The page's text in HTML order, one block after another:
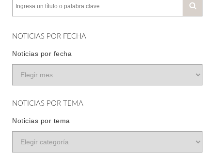
NOTICIAS POR FECHA
Noticias por fecha
NOTICIAS POR TEMA
Noticias por tema